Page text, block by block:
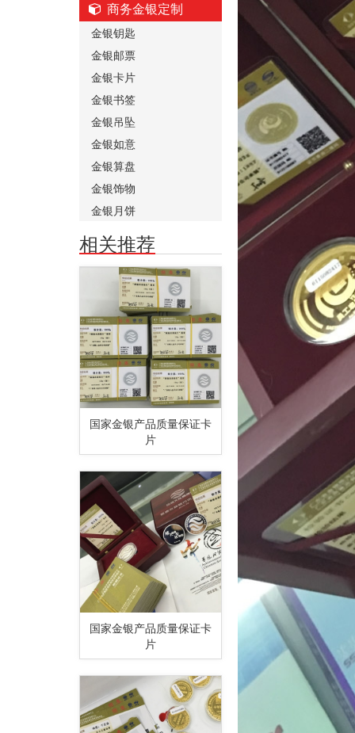
商务金银定制
金银钥匙
金银邮票
金银卡片
金银书签
金银吊坠
金银如意
金银算盘
金银饰物
金银月饼
相关推荐
国家金银产品质量保证卡
片
国家金银产品质量保证卡
片